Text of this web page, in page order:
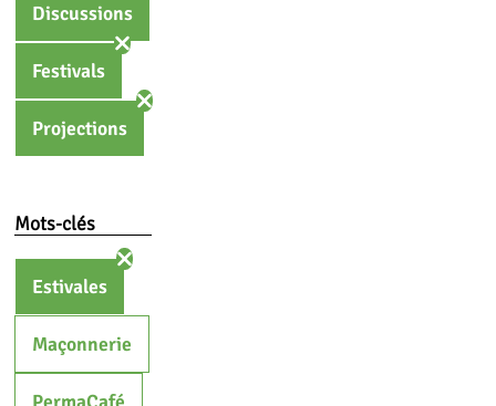
Discussions
Festivals
Projections
Mots-clés
Estivales
Maçonnerie